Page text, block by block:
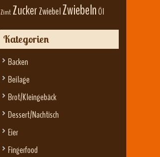
Zimt ZuckerZwiebelZwiebelnÖl
Kategorien
Backen
Beilage
Brot/Kleingebäck
Dessert/Nachtisch
Eier
Fingerfood